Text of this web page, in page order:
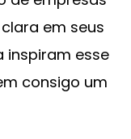
em seus
inspiram esse
consigo um